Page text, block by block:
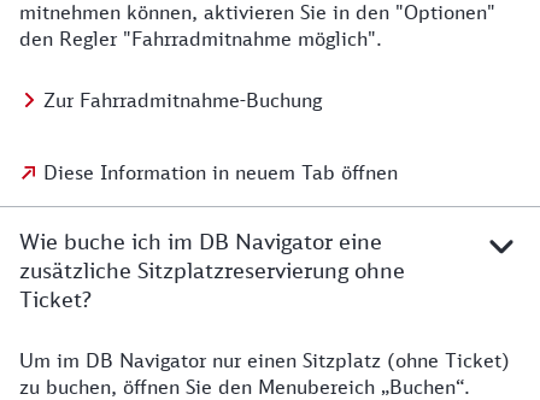
mitnehmen können, aktivieren Sie in den "Optionen"
den Regler "Fahrradmitnahme möglich".
Zur Fahrradmitnahme-Buchung
Diese Information in neuem Tab öffnen
Wie buche ich im DB Navigator eine
zusätzliche Sitzplatzreservierung ohne
Ticket?
Um im DB Navigator nur einen Sitzplatz (ohne Ticket)
zu buchen, öffnen Sie den Menubereich „Buchen“.